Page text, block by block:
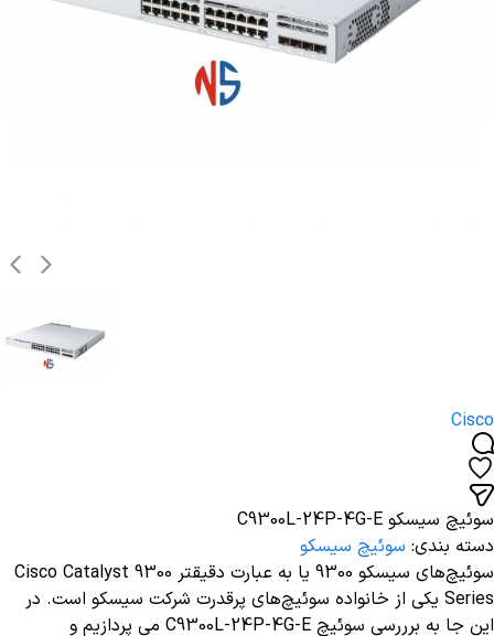
Cisco
سوئیچ سیسکو C9300L-24P-4G-E
دسته بندی: سوئیچ سیسکو
سوئیچ‌های سیسکو 9300 یا به عبارت دقیقتر Cisco Catalyst 9300
Series یکی از خانواده سوئیچ‌های پرقدرت شرکت سیسکو است. در
این جا به برررسی سوئیچ‌ C9300L-24P-4G-E می پردازیم و